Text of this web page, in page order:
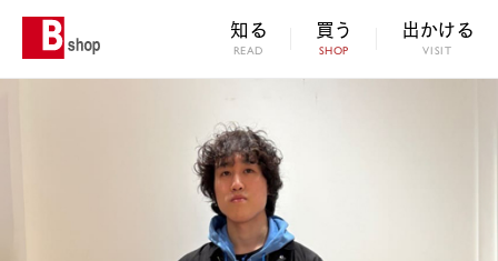
知る
READ
買う
SHOP
出かける
VISIT